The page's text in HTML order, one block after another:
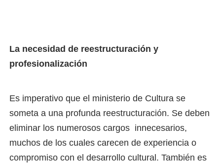
La necesidad de reestructuración y
profesionalización
Es imperativo que el ministerio de Cultura se
someta a una profunda reestructuración. Se deben
eliminar los numerosos cargos innecesarios,
muchos de los cuales carecen de experiencia o
compromiso con el desarrollo cultural. También es